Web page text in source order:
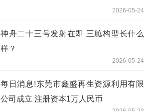
2026-05-24
神舟二十三号发射在即 三舱构型长什么
样？
2026-05-24
每日消息!东莞市鑫盛再生资源利用有限
公司成立 注册资本1万人民币